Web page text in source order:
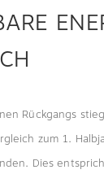
Rückgangs
zum 1.
Dies